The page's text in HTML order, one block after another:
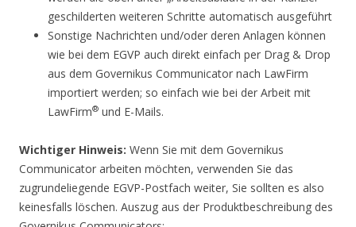
geschilderten weiteren Schritte automatisch ausgeführt
Sonstige Nachrichten und/oder deren Anlagen können
wie bei dem EGVP auch direkt einfach per Drag & Drop
aus dem Governikus Communicator nach LawFirm
importiert werden; so einfach wie bei der Arbeit mit
LawFirm® und E-Mails.
Wichtiger Hinweis: Wenn Sie mit dem Governikus
Communicator arbeiten möchten, verwenden Sie das
zugrundeliegende EGVP-Postfach weiter, Sie sollten es also
keinesfalls löschen. Auszug aus der Produktbeschreibung des